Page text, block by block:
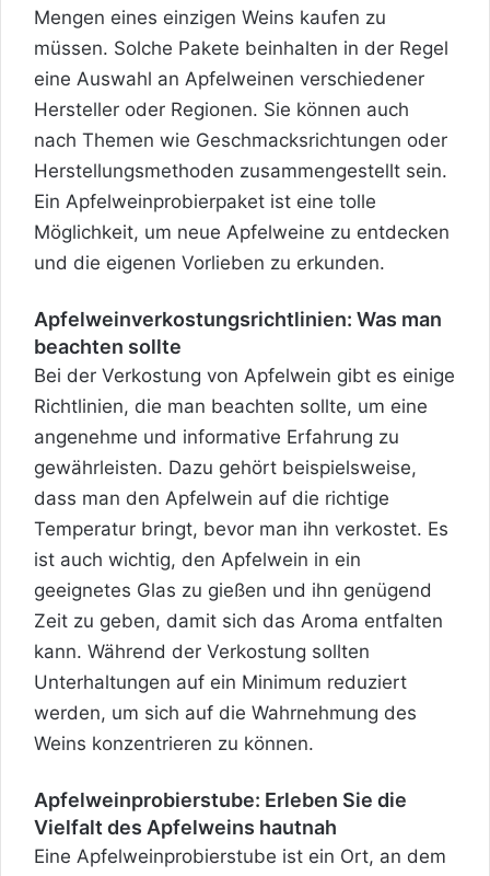
Mengen eines einzigen Weins kaufen zu
müssen. Solche Pakete beinhalten in der Regel
eine Auswahl an Apfelweinen verschiedener
Hersteller oder Regionen. Sie können auch
nach Themen wie Geschmacksrichtungen oder
Herstellungsmethoden zusammengestellt sein.
Ein Apfelweinprobierpaket ist eine tolle
Möglichkeit, um neue Apfelweine zu entdecken
und die eigenen Vorlieben zu erkunden.
Apfelweinverkostungsrichtlinien: Was man
beachten sollte
Bei der Verkostung von Apfelwein gibt es einige
Richtlinien, die man beachten sollte, um eine
angenehme und informative Erfahrung zu
gewährleisten. Dazu gehört beispielsweise,
dass man den Apfelwein auf die richtige
Temperatur bringt, bevor man ihn verkostet. Es
ist auch wichtig, den Apfelwein in ein
geeignetes Glas zu gießen und ihn genügend
Zeit zu geben, damit sich das Aroma entfalten
kann. Während der Verkostung sollten
Unterhaltungen auf ein Minimum reduziert
werden, um sich auf die Wahrnehmung des
Weins konzentrieren zu können.
Apfelweinprobierstube: Erleben Sie die
Vielfalt des Apfelweins hautnah
Eine Apfelweinprobierstube ist ein Ort, an dem